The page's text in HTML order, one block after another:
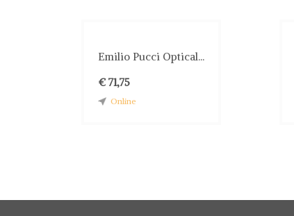
Emilio Pucci Optical...
€ 71,75
Online